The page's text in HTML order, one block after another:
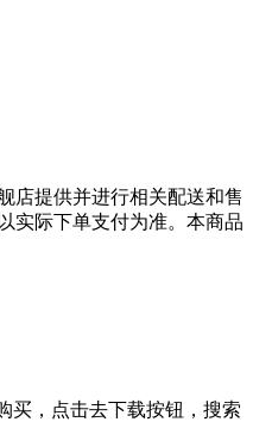
店提供并进行相关配送和售
实际下单支付为准。本商品
买，点击去下载按钮，搜索